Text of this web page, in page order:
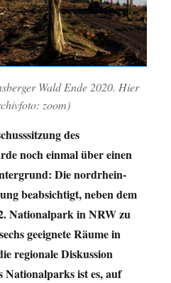
Wald Ende 2020. Hier
zoom)
des
noch einmal über einen
Die nordrhein-
beabsichtigt, neben dem
Nationalpark in NRW zu
geeignete Räume in
regionale Diskussion
Nationalparks ist es, auf